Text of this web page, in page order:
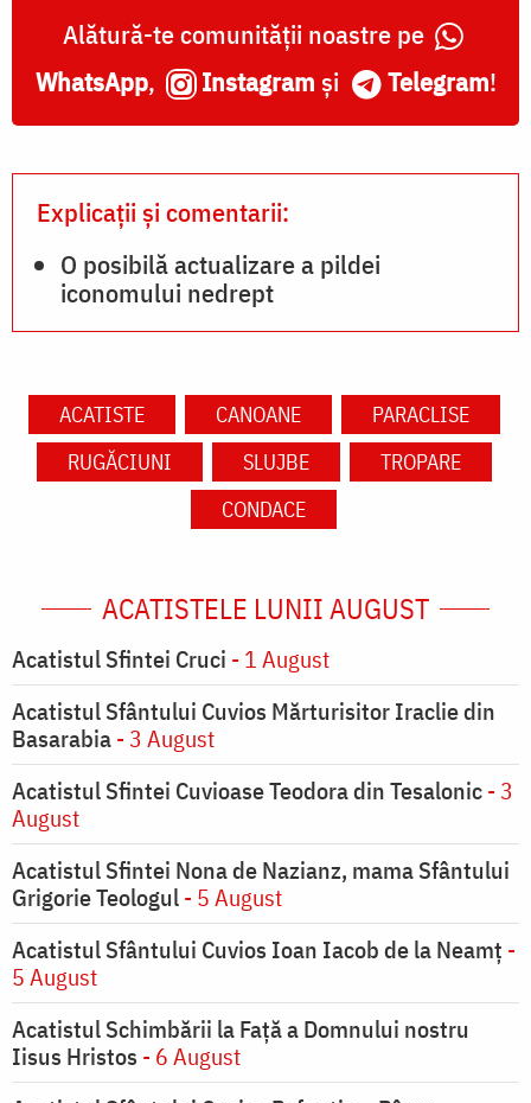
Alătură-te comunității noastre pe
WhatsApp, Instagram și Telegram!
Explicații și comentarii:
O posibilă actualizare a pildei
iconomului nedrept
ACATISTE CANOANE
PARACLISE
RUGĂCIUNI
SLUJBE
TROPARE
CONDACE
ACATISTELE LUNII AUGUST
Acatistul Sfintei Cruci - 1 August
Acatistul Sfântului Cuvios Mărturisitor Iraclie din
Basarabia- 3 August
Acatistul Sfintei Cuvioase Teodora din Tesalonic- 3
August
Acatistul Sfintei Nona de Nazianz, mama Sfântului
Grigorie Teologul- 5 August
Acatistul Sfântului Cuvios Ioan Iacob de la Neamț -
5 August
Acatistul Schimbării la Faţă a Domnului nostru
Iisus Hristos - 6 August